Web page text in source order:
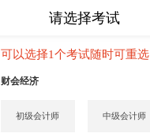
请选择考试
可以选择1个考试随时可重选
财会经济
初级会计师 中级会计师